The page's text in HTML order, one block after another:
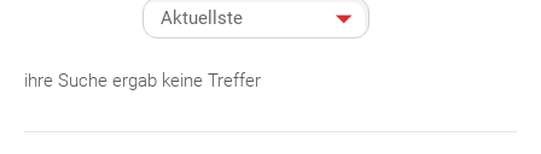
ihre Suche ergab keine Treffer